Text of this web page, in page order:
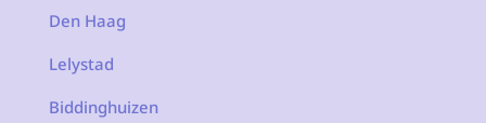
Den Haag
Lelystad
Biddinghuizen